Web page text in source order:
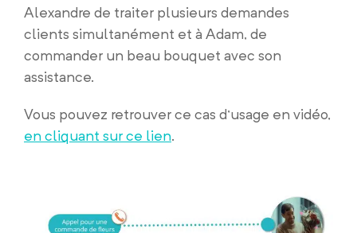
Alexandre de traiter plusieurs demandes
clients simultanément et à Adam, de
commander un beau bouquet avec son
assistance.
Vous pouvez retrouver ce cas d’usage en vidéo,
en cliquant sur ce lien.